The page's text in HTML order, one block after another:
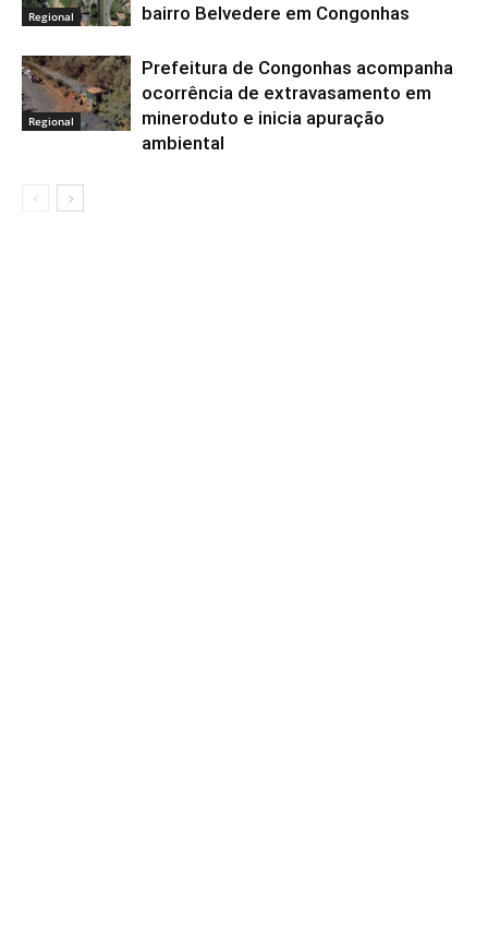
Regional
bairro Belvedere em Congonhas
Regional
Prefeitura de Congonhas acompanha
ocorrência de extravasamento em
mineroduto e inicia apuração
ambiental